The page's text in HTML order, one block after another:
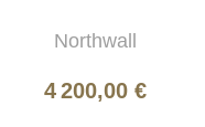
Northwall
4 200,00 €